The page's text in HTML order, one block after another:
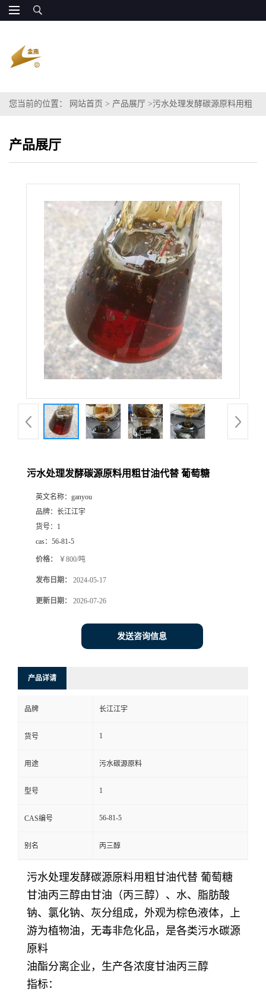
您当前的位置： 网站首页 > 产品展厅 >污水处理发酵碳源原料用粗
产品展厅
污水处理发酵碳源原料用粗甘油代替 葡萄糖
英文名称： ganyou
品牌： 长江江宇
货号： 1
cas： 56-81-5
价格： ￥800/吨
发布日期： 2024-05-17
更新日期： 2026-07-26
发送咨询信息
产品详请
品牌 长江江宇
货号 1
用途 污水碳源原料
型号 1
CAS编号 56-81-5
别名 丙三醇
污水处理发酵碳源原料用粗甘油代替 葡萄糖
甘油丙三醇由甘油（丙三醇）、水、脂肪酸
钠、氯化钠、灰分组成，外观为棕色液体，上
游为植物油，无毒非危化品，是各类污水碳源
原料
油酯分离企业，生产各浓度甘油丙三醇
指标：